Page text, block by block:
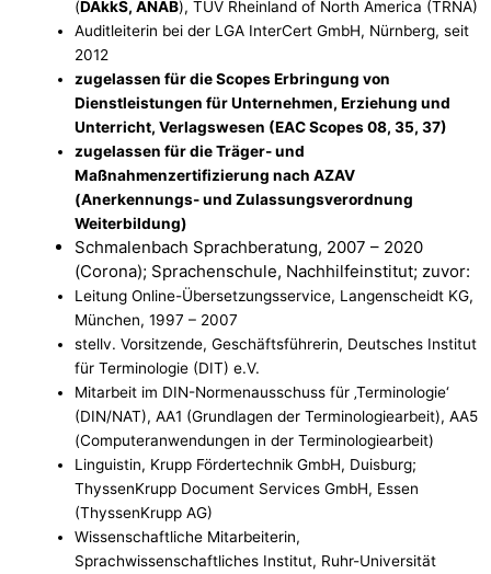
(DAkkS, ANAB), TUV Rheinland of North America (TRNA)
Auditleiterin bei der LGA InterCert GmbH, Nürnberg, seit
2012
zugelassen für die Scopes Erbringung von
Dienstleistungen für Unternehmen, Erziehung und
Unterricht, Verlagswesen (EAC Scopes 08, 35, 37)
zugelassen für die Träger- und
Maßnahmenzertifizierung nach AZAV
(Anerkennungs- und Zulassungsverordnung
Weiterbildung)
Schmalenbach Sprachberatung, 2007 – 2020
(Corona); Sprachenschule, Nachhilfeinstitut; zuvor:
Leitung Online-Übersetzungsservice, Langenscheidt KG,
München, 1997 – 2007
stellv. Vorsitzende, Geschäftsführerin, Deutsches Institut
für Terminologie (DIT) e.V.
Mitarbeit im DIN-Normenausschuss für ‚Terminologie‘
(DIN/NAT), AA1 (Grundlagen der Terminologiearbeit), AA5
(Computeranwendungen in der Terminologiearbeit)
Linguistin, Krupp Fördertechnik GmbH, Duisburg;
ThyssenKrupp Document Services GmbH, Essen
(ThyssenKrupp AG)
Wissenschaftliche Mitarbeiterin,
Sprachwissenschaftliches Institut, Ruhr-Universität